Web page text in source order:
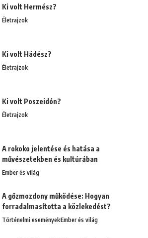
Ki volt Hermész?
Életrajzok
Ki volt Hádész?
Életrajzok
Ki volt Poszeidón?
Életrajzok
A rokoko jelentése és hatása a
művészetekben és kultúrában
Ember és világ
A gőzmozdony működése: Hogyan
forradalmasította a közlekedést?
Történelmi eseményekEmber és világ